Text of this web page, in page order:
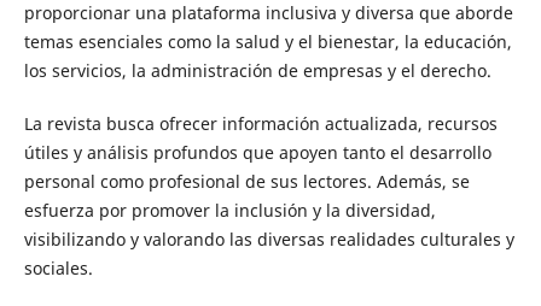
proporcionar una plataforma inclusiva y diversa que aborde
temas esenciales como la salud y el bienestar, la educación,
los servicios, la administración de empresas y el derecho.
La revista busca ofrecer información actualizada, recursos
útiles y análisis profundos que apoyen tanto el desarrollo
personal como profesional de sus lectores. Además, se
esfuerza por promover la inclusión y la diversidad,
visibilizando y valorando las diversas realidades culturales y
sociales.